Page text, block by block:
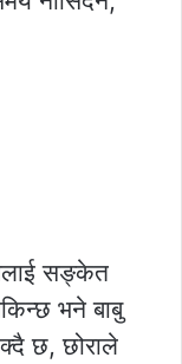
सङ्केत
भने बाबु
छ, छोराले